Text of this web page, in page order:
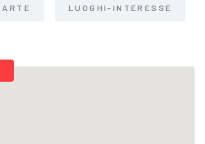
ARTE LUOGHI-INTERESSE